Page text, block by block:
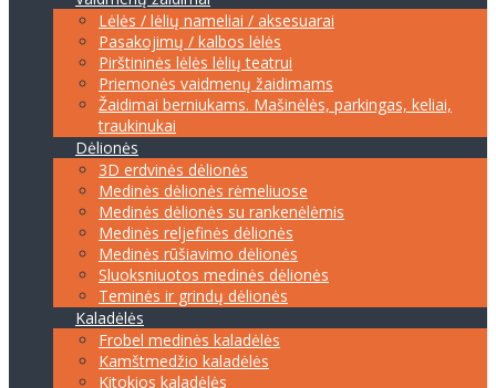
Lėlės / lėlių nameliai / aksesuarai
Pasakojimų / kalbos lėlės
Pirštininės lėlės lėlių teatrui
Priemonės vaidmenų žaidimams
Žaidimai berniukams. Mašinėlės, parkingas, keliai,
traukinukai
Dėlionės
3D erdvinės dėlionės
Medinės dėlionės rėmeliuose
Medinės dėlionės su rankenėlėmis
Medinės reljefinės dėlionės
Medinės rūšiavimo dėlionės
Sluoksniuotos medinės dėlionės
Teminės ir grindų dėlionės
Kaladėlės
Frobel medinės kaladėlės
Kamštmedžio kaladėlės
Kitokios kaladėlės